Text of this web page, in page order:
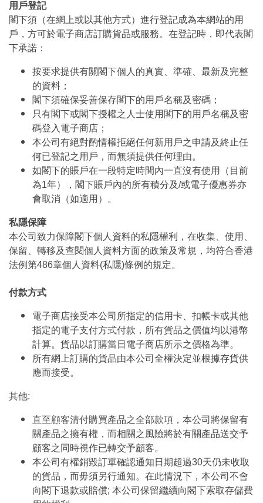
用戶登記
閣下須（在網上或以其他方式）進行登記成為本網站的用
戶，方可於電子商店訂購貨品或服務。在登記時，即代表閣
下承諾：
按要求提供有關閣下個人的真實、準確、最新及完整
的資料；
閣下須確保妥善保存閣下的用戶名稱及密碼；
只有閣下或閣下授權之人士使用閣下的用戶名稱及密
碼登入電子商店；
本公司有絕對酌情權拒絕任何新用戶之申請及終止任
何已登記之用戶，而無須提供任何理由。
如閣下的賬戶在一段特定時間內一直沒有使用（目前
為1年），閣下賬戶內的所有積分及/或電子優惠券亦
會取消（如適用）。
私隱保障
本公司致力保障閣下個人資料的私隱權利，在收集、使用、
保留、轉移及查閱個人資料方面的政策及常規，均符合香港
法例第486章個人資料(私隱)條例的規定。
付款方式
電子商店接受本公司所指定的信用卡、扣帳卡或其他
指定的電子支付方式付款，所有貨品之價值均以港幣
計算。貨品以訂購當日電子商店所示之價格為準。
所有網上訂購的貨品由本公司全權決定並根據存貨供
應而接受。
其他:
直至顧客清付購買產品之全部款項，本公司將保留有
關產品之擁有權，而相關之風險將於有關產品送交予
顧客之同時視作已轉交予顧客。
本公司有權銷毀訂單確認通知日期超過30天仍未收取
的貨品，而毋須另行通知。在此情況下，本公司不會
向閣下退款或賠償; 本公司保留繼續向閣下索取存儲費